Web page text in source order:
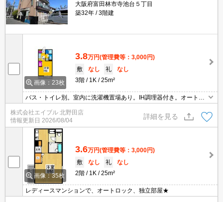
大阪府富田林市寺池台５丁目
築32年
3階建
画像：23枚
3.8万円(管理費等：3,000円)
敷
なし 礼
なし
3階
1K 25m²
バス・トイレ別。室内に洗濯機置場あり。IH調理器付き。オートロ
ック。
株式会社エイブル 北野田店
情報更新日 2026/08/04
詳細を見る
画像：35枚
3.6万円(管理費等：3,000円)
敷
なし 礼
なし
2階
1K 25m²
レディースマンションで、オートロック、独立部屋★